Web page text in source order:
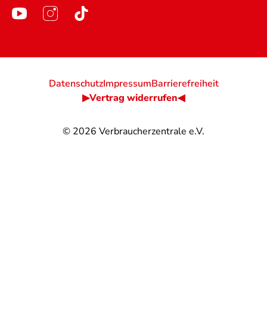
© 2026 Verbraucherzentrale e.V.
DatenschutzImpressumBarrierefreiheit
▶Vertrag widerrufen◀